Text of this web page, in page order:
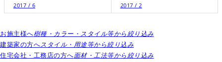
2017 / 6 2017 / 2
お施主様へ樹種・カラー・スタイル等から絞り込み
建築家の方へスタイル・用途等から絞り込み
住宅会社・工務店の方へ面材・工法等から絞り込み